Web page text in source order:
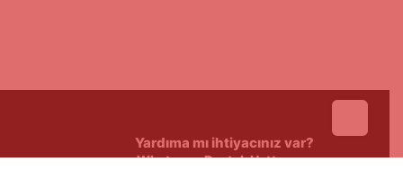
Yardıma mı ihtiyacınız var?
Whatsapp Destek Hattı